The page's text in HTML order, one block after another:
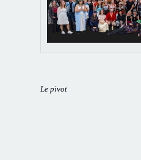
Le pivot